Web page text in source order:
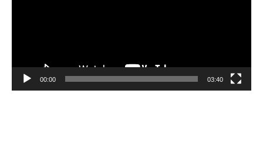
00:00 03:40